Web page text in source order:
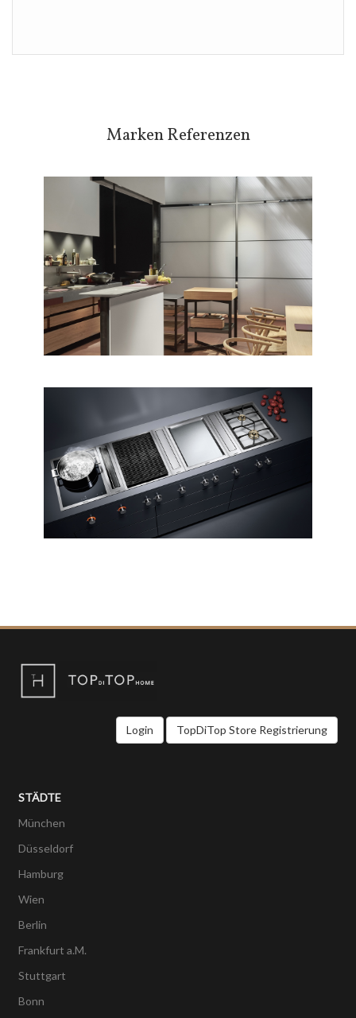
Marken Referenzen
Login TopDiTop Store Registrierung
STÄDTE
München
Düsseldorf
Hamburg
Wien
Berlin
Frankfurt a.M.
Stuttgart
Bonn